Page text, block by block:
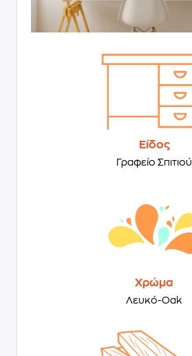
Είδος
Γραφείο Σπιτιού
Χρώμα
Λευκό-Oak